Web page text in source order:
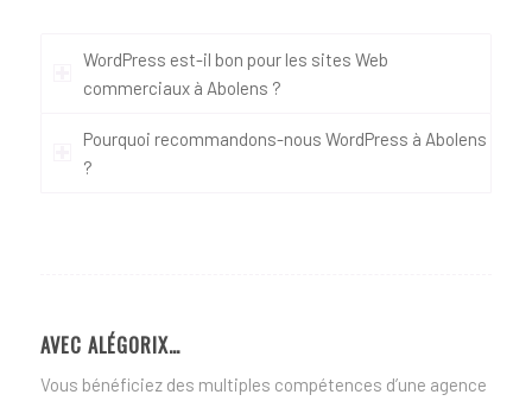
WordPress est-il bon pour les sites Web
commerciaux à Abolens ?
Pourquoi recommandons-nous WordPress à Abolens
?
AVEC ALÉGORIX…
Vous bénéficiez des multiples compétences d’une agence